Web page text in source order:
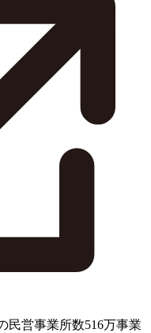
民営事業所数516万事業